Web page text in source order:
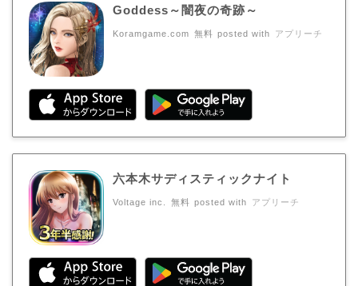
Goddess～闇夜の奇跡～
Koramgame.com 無料 posted with アプリーチ
六本木サディスティックナイト
Voltage inc. 無料 posted with アプリーチ